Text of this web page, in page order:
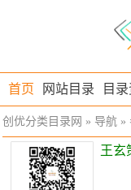
首页 网站目录 目
创优分类目录网 » 导航 »
王玄